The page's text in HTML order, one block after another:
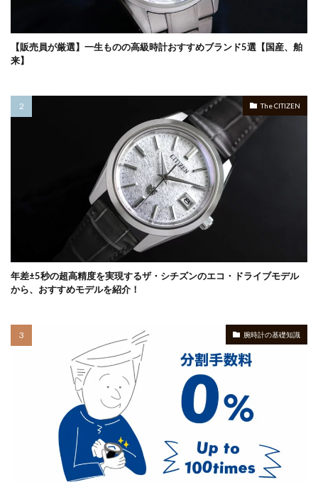
【販売員が厳選】一生ものの高級時計おすすめブランド5選【国産、舶
来】
The CITIZEN
年差±5秒の超高精度を実現するザ・シチズンのエコ・ドライブモデル
から、おすすめモデルを紹介！
腕時計の基礎知識